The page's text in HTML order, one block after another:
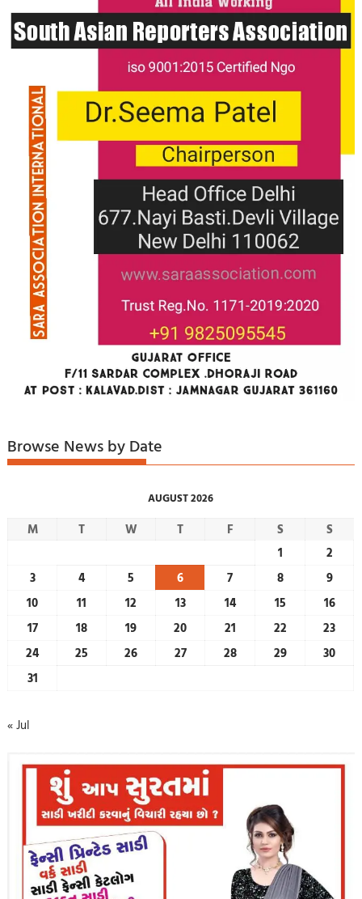
Browse News by Date
AUGUST 2026
M T W T F S
S
1
2
3
4 5 6 7 8
9
10
11 12 13 14 15
16
17
18 19 20 21 22
23
24
25 26 27 28 29
30
31
« Jul